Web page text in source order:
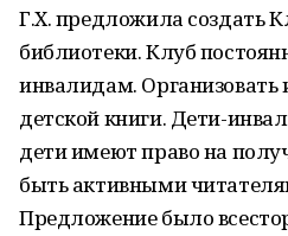
Г.Х. предложила создать
библиотеки. Клуб
инвалидам. Организовать
детской книги. Дети-
дети имеют право на
быть активными
Предложение было